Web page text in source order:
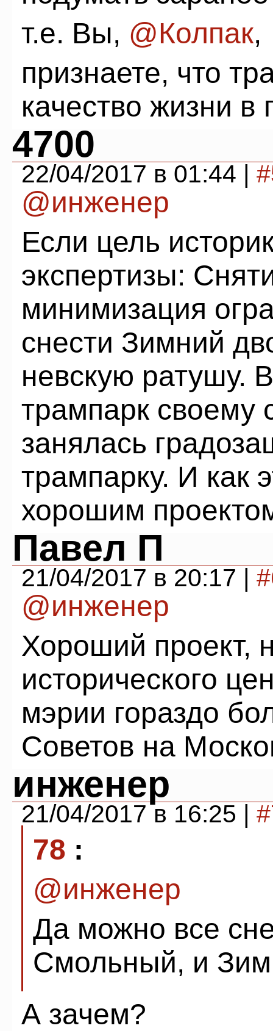
т.е. Вы, @Колпак,
признаете, что
качество жизни в
4700
22/04/2017 в 01:44 |
@инженер
Если цель
экспертизы:
минимизация
снести Зимний
невскую ратушу.
трампарк своему
занялась
трампарку. И как
хорошим
Павел П
21/04/2017 в 20:17 |
@инженер
Хороший проект,
исторического
мэрии гораздо
Советов на
инженер
21/04/2017 в 16:25 |
78 :
@инженер
Да можно все
Смольный, и
А зачем?